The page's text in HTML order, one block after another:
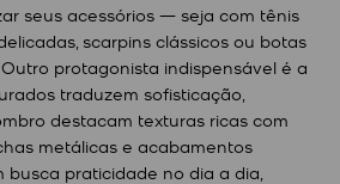
seus acessórios — seja com tênis
scarpins clássicos ou botas
protagonista indispensável é a
traduzem sofisticação,
destacam texturas ricas com
metálicas e acabamentos
busca praticidade no dia a dia,